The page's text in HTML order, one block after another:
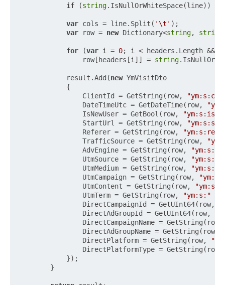
if (string.IsNullOrWhiteSpace(line))
var cols = line.Split( '\t' );
var row = new Dictionary<string, string
for (var i = 0; i < headers.Length &&
                row[headers[i]] =
string
            result.Add(
new YmVisitDto
            {
                ClientId = GetString(row,
                DateTimeUtc = GetDateTime(row,
                IsNewUser = GetBool(row,
                StartUrl = GetString(row,
                Referer = GetString(row,
                TrafficSource = GetString(row,
                AdvEngine = GetString(row,
"ym:s:"
                UtmSource = GetString(row,
"ym:s:"
                UtmMedium = GetString(row,
"ym:s:"
                UtmCampaign = GetString(row,
                UtmContent = GetString(row,
"ym:s:"
                UtmTerm = GetString(row,
"ym:s:"
                DirectCampaignId = GetUInt64(row,
                DirectAdGroupId = GetUInt64(row,
DirectCampaignName =
                DirectAdGroupName = GetString(row,
                DirectPlatform = GetString(row,
DirectPlatformType =
            });
        }